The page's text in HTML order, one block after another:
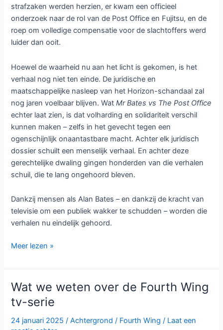
strafzaken werden herzien, er kwam een officieel
onderzoek naar de rol van de Post Office en Fujitsu, en de
roep om volledige compensatie voor de slachtoffers werd
luider dan ooit.
Hoewel de waarheid nu aan het licht is gekomen, is het
verhaal nog niet ten einde. De juridische en
maatschappelijke nasleep van het Horizon-schandaal zal
nog jaren voelbaar blijven. WatMr Bates vs The Post Office
echter laat zien, is dat volharding en solidariteit verschil
kunnen maken – zelfs in het gevecht tegen een
ogenschijnlijk onaantastbare macht. Achter elk juridisch
dossier schuilt een menselijk verhaal. En achter deze
gerechtelijke dwaling gingen honderden van die verhalen
schuil, die te lang ongehoord bleven.
Dankzij mensen als Alan Bates – en dankzij de kracht van
televisie om een publiek wakker te schudden – worden die
verhalen nu eindelijk gehoord.
Het
schandaal
achter
Mr
Bates
vs
Meer lezen »
Wat we weten over de Fourth Wing
tv-serie
24 januari 2025/Achtergrond / Fourth Wing / Laat een